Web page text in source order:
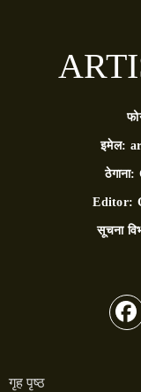
इमेल:
ठेगाना:
Editor:
सूचना
गृह पृष्ठ